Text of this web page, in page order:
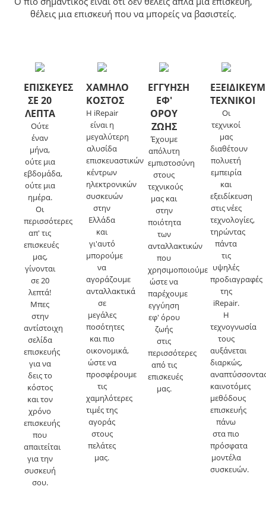
θέλεις μια επισκευή που να μπορείς να βασιστείς.
ΕΠΙΣΚΕΥΕΣ
ΣΕ 20
ΛΕΠΤΑ
Ούτε
έναν
μήνα,
ούτε μια
εβδομάδα,
ούτε μια
ημέρα.
Οι
περισσότερες
απ' τις
επισκευές
μας,
γίνονται
σε 20
λεπτά!
Μπες
στην
αντίστοιχη
σελίδα
επισκευής
για να
δεις το
κόστος
και τον
χρόνο
επισκευής
που
απαιτείται
για την
συσκευή
σου.
ΧΑΜΗΛΟ
ΚΟΣΤΟΣ
Η iRepair
είναι η
μεγαλύτερη
αλυσίδα
επισκευαστικών
κέντρων
ηλεκτρονικών
συσκευών
στην
Ελλάδα
και
γι'αυτό
μπορούμε
να
αγοράζουμε
ανταλλακτικά
σε
μεγάλες
ποσότητες
και πιο
οικονομικά,
ώστε να
προσφέρουμε
τις
χαμηλότερες
τιμές της
αγοράς
στους
πελάτες
μας.
ΕΓΓΥΗΣΗ
ΕΦ'
ΟΡΟΥ
ΖΩΗΣ
Έχουμε
απόλυτη
εμπιστοσύνη
στους
τεχνικούς
μας και
στην
ποιότητα
των
ανταλλακτικών
που
χρησιμοποιούμε
ώστε να
παρέχουμε
εγγύηση
εφ' όρου
ζωής
στις
περισσότερες
από τις
επισκευές
μας.
ΤΕΧΝΙΚΟΙ
Οι
τεχνικοί
μας
διαθέτουν
πολυετή
εμπειρία
και
εξειδίκευση
στις νέες
τεχνολογίες,
τηρώντας
πάντα
τις
υψηλές
προδιαγραφές
της
iRepair.
Η
τεχνογνωσία
τους
αυξάνεται
διαρκώς,
καινοτόμες
μεθόδους
επισκευής
πάνω
στα πιο
πρόσφατα
μοντέλα
συσκευών.